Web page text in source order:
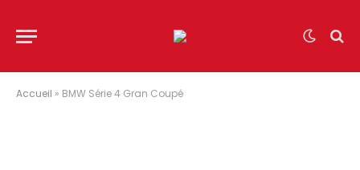
Accueil » BMW Série 4 Gran Coupé